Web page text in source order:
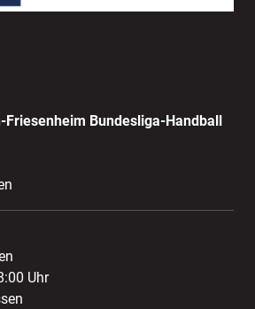
Friesenheim Bundesliga-Handball
Uhr